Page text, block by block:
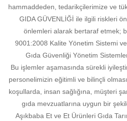
hammaddeden, tedarikçilerimize ve
GIDA GÜVENLİĞİ ile ilgili riskleri
önlemleri alarak bertaraf etmek;
9001:2008 Kalite Yönetim Sistemi
Gıda Güvenliği Yönetim
Bu işlemler aşamasında sürekli
personelimizin eğitimli ve bilinçli
koşullarda, insan sağlığına, müşteri
gıda mevzuatlarına uygun bir
Aşıkbaba Et ve Et Ürünleri Gıda